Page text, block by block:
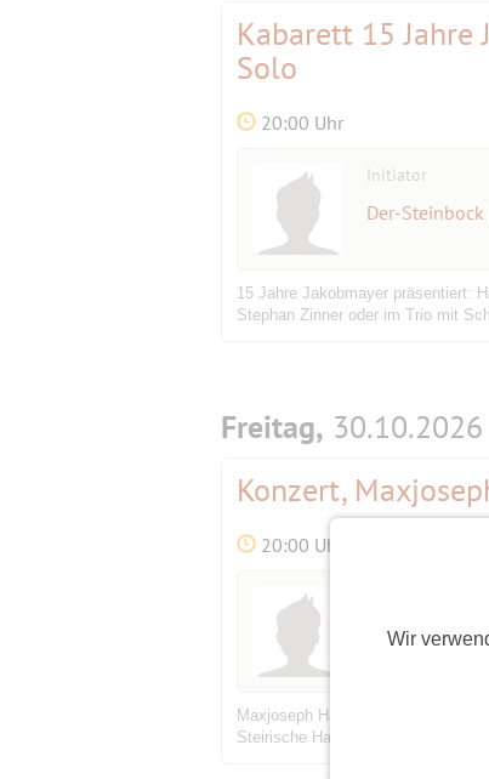
Wir
Kabarett 15 Jahre
Solo
20:00 Uhr
Initiator
Der-Steinbock
15 Jahre Jakobmayer präsentiert:
Stephan Zinner oder im Trio mit
Freitag, 30.10.2026
Konzert,
20:00 Uhr
Der-Steinbock
Maxjoseph Hier der Ticket-Link
Steirische Harmonika, Gitarre und